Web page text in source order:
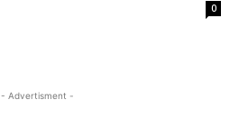
0
- Advertisment -